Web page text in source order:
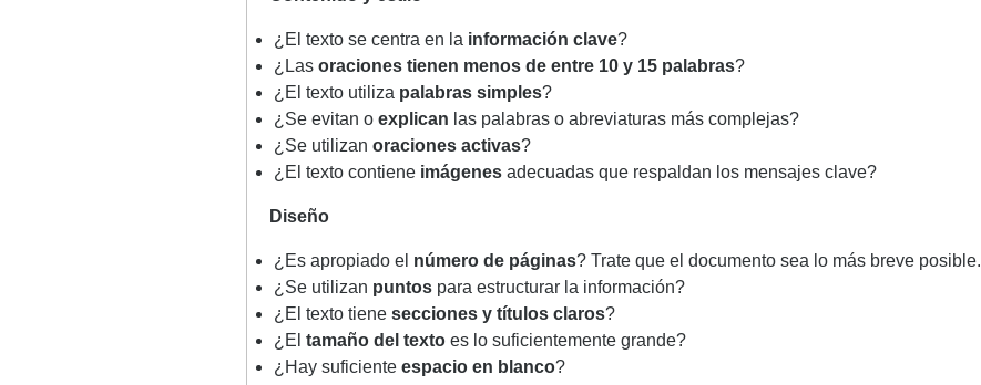
¿El texto se centra en la información clave?
¿Las oraciones tienen menos de entre 10 y 15 palabras?
¿El texto utiliza palabras simples?
¿Se evitan o explican las palabras o abreviaturas más complejas?
¿Se utilizan oraciones activas?
¿El texto contiene imágenes adecuadas que respaldan los mensajes clave?
Diseño​
¿Es apropiado el número de páginas? Trate que el documento sea lo más breve posible.
¿Se utilizan puntos para estructurar la información?
¿El texto tiene secciones y títulos claros?
¿El tamaño del texto es lo suficientemente grande?
¿Hay suficiente espacio en blanco?